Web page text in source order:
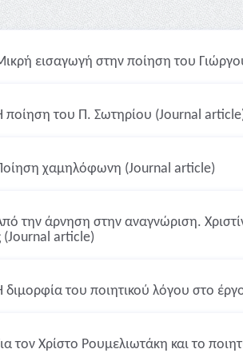
εισαγωγή στην ποίηση του
ποίηση του Π. Σωτηρίου (Journal
χαμηλόφωνη (Journal article)
την άρνηση στην αναγνώριση.
(Journal article)
διμορφία του ποιητικού λόγου στο
τον Χρίστο Ρουμελιωτάκη και το